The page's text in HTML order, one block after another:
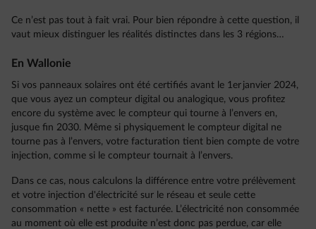
Ce n’est pas tout à fait vrai. Pour bien répondre à cette question, il
vaut mieux distinguer les réalités distinctes dans les 3 régions…
En Wallonie
Si vos panneaux solaires ont été certifiés avant le 1er janvier 2024,
que vous ayez un compteur digital ou analogique, vous profitez
encore du système avec le compteur qui tourne à l’envers en,
jusque fin 2030. Même si physiquement le compteur digital ne
tourne pas à l’envers, votre facturation tient bien compte de votre
injection, comme si le compteur tournait à l’envers.
Dans ce cas, nous calculons la différence entre votre prélèvement
et votre injection d'électricité sur le réseau et seule cette
consommation « nette » est facturée. L’électricité non consommée
au moment où elle est produite n’est donc pas perdue, car elle